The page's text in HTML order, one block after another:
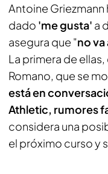
Antoine Griezmann
dado 'me gusta' a
asegura que "no va
La primera de
Romano, que se
está en
Athletic, rumores
considera una
el próximo curso y